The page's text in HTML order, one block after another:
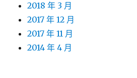
2018 年 3 月
2017 年 12 月
2017 年 11 月
2014 年 4 月